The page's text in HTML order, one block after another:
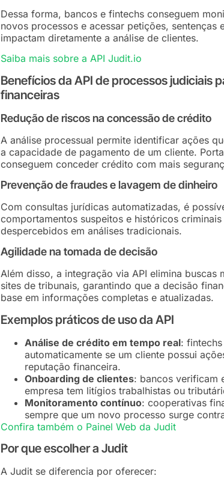
Dessa forma, bancos e fintechs conseguem
novos processos e acessar petições, sentenças
impactam diretamente a análise de clientes.
Saiba mais sobre a API Judit.io
Benefícios da API de processos judiciais
financeiras
Redução de riscos na concessão de crédito
A análise processual permite identificar ações
a capacidade de pagamento de um cliente.
conseguem conceder crédito com mais
Prevenção de fraudes e lavagem de dinheiro
Com consultas jurídicas automatizadas, é
comportamentos suspeitos e históricos
despercebidos em análises tradicionais.
Agilidade na tomada de decisão
Além disso, a integração via API elimina buscas
sites de tribunais, garantindo que a decisão
base em informações completas e atualizadas.
Exemplos práticos de uso da API
Análise de crédito em tempo real:
automaticamente se um cliente possui
reputação financeira.
Onboarding de clientes: bancos verificam
empresa tem litígios trabalhistas ou
Monitoramento contínuo: cooperativas
sempre que um novo processo surge
Confira também o Painel Web da Judit
Por que escolher a Judit
A Judit se diferencia por oferecer: